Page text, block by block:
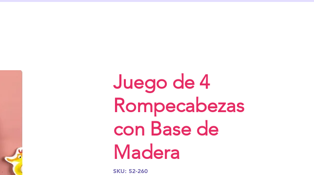
Juego de 4
Rompecabezas
con Base de
Madera
SKU: 52-260